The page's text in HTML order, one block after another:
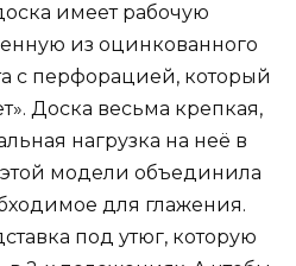
имеет рабочую
из оцинкованного
с перфорацией, который
Доска весьма крепкая,
нагрузка на неё в
модели объединила
для глажения.
под утюг, которую